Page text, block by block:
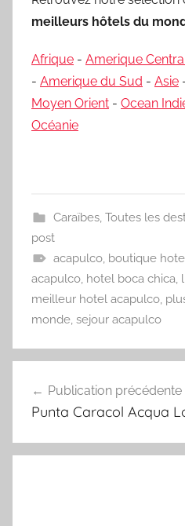
meilleurs hôtels du
Afrique - Amerique
- Amerique du Sud - Asie
Moyen Orient - Ocean
Océanie
Caraïbes, Toutes les
post
acapulco, boutique
acapulco, hotel boca chica,
meilleur hotel acapulco,
monde, sejour acapulco
de
Publication précédente
Punta Caracol Acqua